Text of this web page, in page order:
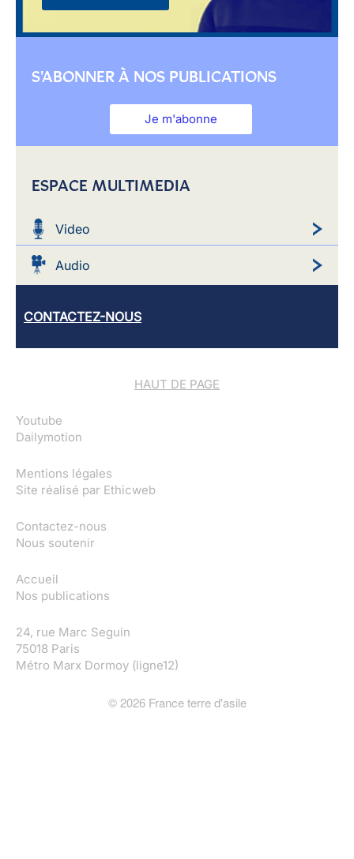
S'ABONNER À NOS PUBLICATIONS
Je m'abonne
ESPACE MULTIMEDIA
Video
Audio
CONTACTEZ-NOUS
HAUT DE PAGE
Youtube
Dailymotion
Mentions légales
Site réalisé par Ethicweb
Contactez-nous
Nous soutenir
Accueil
Nos publications
24, rue Marc Seguin
75018 Paris
Métro Marx Dormoy (ligne12)
© 2026France terre d'asile